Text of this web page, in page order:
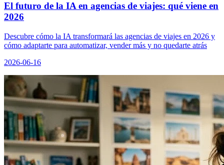
El futuro de la IA en agencias de viajes: qué viene en
2026
Descubre cómo la IA transformará las agencias de viajes en 2026 y
cómo adaptarte para automatizar, vender más y no quedarte atrás
2026-06-16